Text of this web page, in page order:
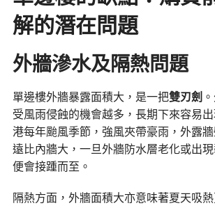
解的潛在問題
外牆滲水及隔熱問題
單邊樓外牆暴露面積大，是一把雙刃劍
受風雨侵蝕的機會越多，長期下來容易出
港每年颱風季節，強風夾帶豪雨，外露
遠比內牆大，一旦外牆防水層老化或出
便會接踵而至。
隔熱方面，外牆面積大亦意味著夏天吸